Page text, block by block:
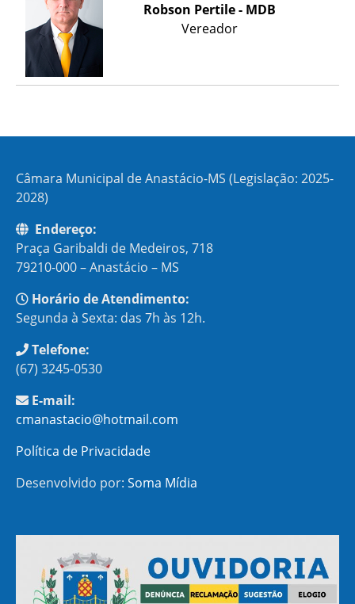
Robson Pertile - MDB
Vereador
Câmara Municipal de Anastácio-MS (Legislação: 2025-
2028)
Endereço:
Praça Garibaldi de Medeiros, 718
79210-000 – Anastácio – MS
Horário de Atendimento:
Segunda à Sexta: das 7h às 12h.
Telefone:
(67) 3245-0530
E-mail:
cmanastacio@hotmail.com
Política de Privacidade
Desenvolvido por: Soma Mídia